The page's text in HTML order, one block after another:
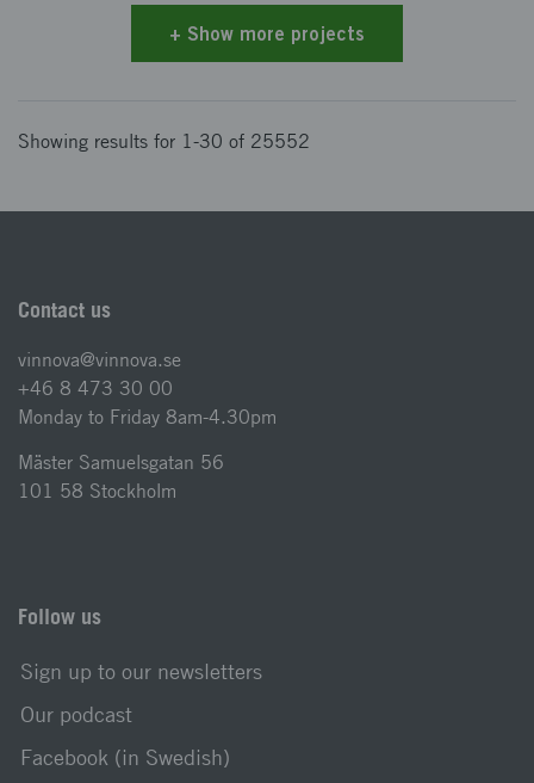
+ Show more projects
Showing results for 1-30 of 25552
Contact us
vinnova@vinnova.se
+46 8 473 30 00
Monday to Friday 8am-4.30pm
Mäster Samuelsgatan 56
101 58 Stockholm
Follow us
Sign up to our newsletters
Our podcast
Facebook (in Swedish)